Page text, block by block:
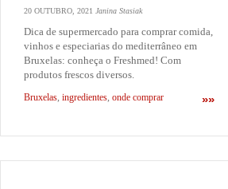
20 OUTUBRO, 2021 Janina Stasiak
Dica de supermercado para comprar comida,
vinhos e especiarias do mediterrâneo em
Bruxelas: conheça o Freshmed! Com
produtos frescos diversos.
»»
Bruxelas, ingredientes, onde comprar